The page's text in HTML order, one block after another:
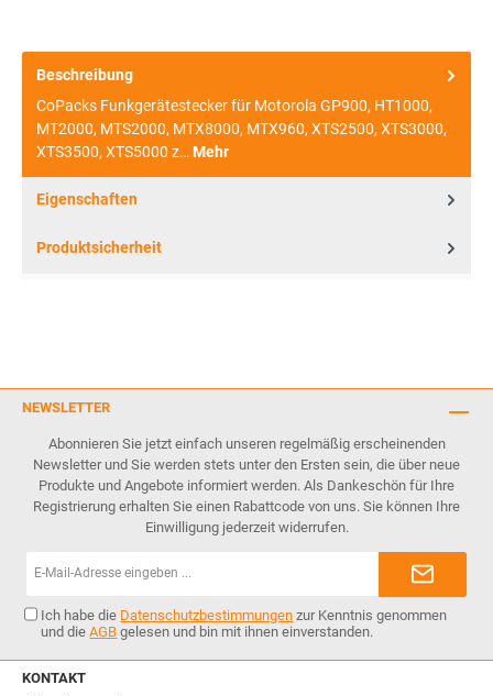
Beschreibung
CoPacks Funkgerätestecker für Motorola GP900, HT1000,
MT2000, MTS2000, MTX8000, MTX960, XTS2500, XTS3000,
XTS3500, XTS5000 z…Mehr
Eigenschaften
Produktsicherheit
NEWSLETTER
Abonnieren Sie jetzt einfach unseren regelmäßig erscheinenden
Newsletter und Sie werden stets unter den Ersten sein, die über neue
Produkte und Angebote informiert werden. Als Dankeschön für Ihre
Registrierung erhalten Sie einen Rabattcode von uns. Sie können Ihre
Einwilligung jederzeit widerrufen.
Ich habe die Datenschutzbestimmungen zur Kenntnis genommen
und dieAGB gelesen und bin mit ihnen einverstanden.
KONTAKT